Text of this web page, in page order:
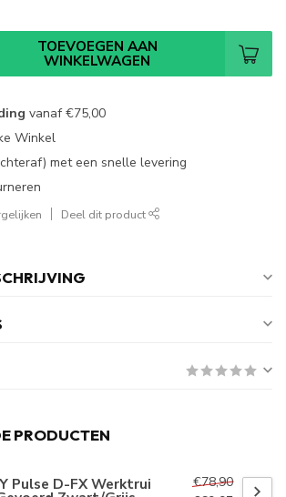
TOEVOEGEN AAN
WINKELWAGEN
vanaf€75,00
Winkel
met een snelle levering
Deel dit product
PRODUCTEN
Pulse D-FX Werktrui
€78,90